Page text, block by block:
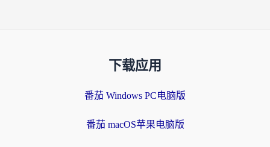
下载应用
番茄 Windows PC电脑版
番茄 macOS苹果电脑版